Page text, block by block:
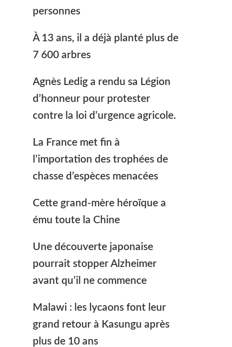
personnes
À 13 ans, il a déjà planté plus de
7 600 arbres
Agnès Ledig a rendu sa Légion
d’honneur pour protester
contre la loi d’urgence agricole.
La France met fin à
l’importation des trophées de
chasse d’espèces menacées
Cette grand-mère héroïque a
ému toute la Chine
Une découverte japonaise
pourrait stopper Alzheimer
avant qu’il ne commence
Malawi : les lycaons font leur
grand retour à Kasungu après
plus de 10 ans